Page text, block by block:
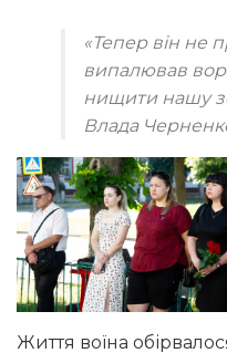
«Тепер він не
випалював
нищити нашу
Влада
Життя воїна